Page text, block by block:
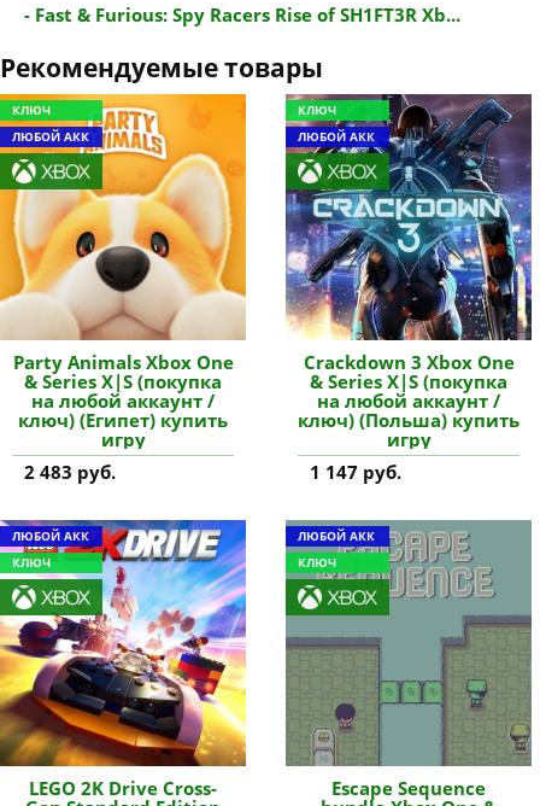
- Fast & Furious: Spy Racers Rise of SH1FT3R Xb...
Рекомендуемые товары
КЛЮЧ
ЛЮБОЙ АКК
Party Animals Xbox One
& Series X|S (покупка
на любой аккаунт /
ключ) (Египет) купить
игру
2 483 руб.
КЛЮЧ
ЛЮБОЙ АКК
Crackdown 3 Xbox One
& Series X|S (покупка
на любой аккаунт /
ключ) (Польша) купить
игру
1 147 руб.
ЛЮБОЙ АКК
КЛЮЧ
LEGO 2K Drive Cross-
ЛЮБОЙ АКК
КЛЮЧ
Escape Sequence